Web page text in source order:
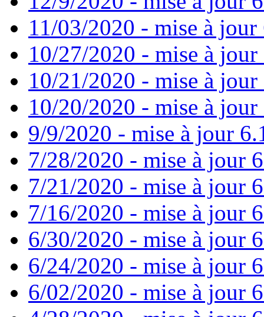
11/03/2020 - mise à jour
10/27/2020 - mise à jour
10/21/2020 - mise à jour
10/20/2020 - mise à jour
9/9/2020 - mise à jour
7/28/2020 - mise à jour
7/21/2020 - mise à jour
7/16/2020 - mise à jour
6/30/2020 - mise à jour
6/24/2020 - mise à jour
6/02/2020 - mise à jour